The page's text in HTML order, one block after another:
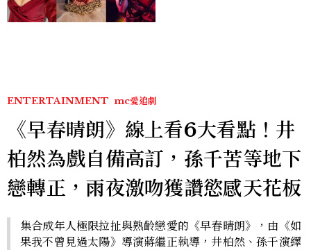
ENTERTAINMENT mc愛追劇
《早春晴朗》線上看6大看點！井
柏然為戲自備高訂，孫千苦等地下
戀轉正，雨夜激吻獲讚慾感天花板
集合成年人極限拉扯與熟齡戀愛的《早春晴朗》，由《如
果我不曾見過太陽》導演蔣繼正執導，井柏然、孫千演繹